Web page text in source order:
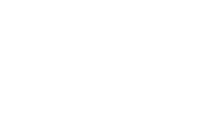
souvisejících programů.
v případě potřeby provedení úprav.